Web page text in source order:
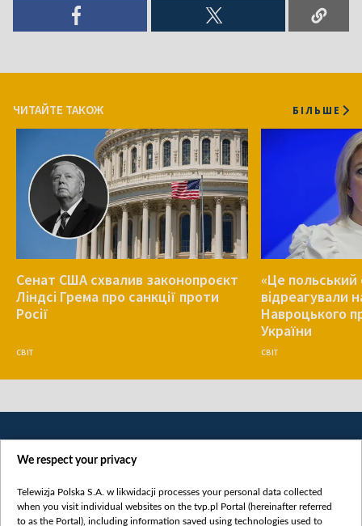
ЧИТАЙТЕ ТАКОЖ БІЛЬШЕ
Сенат США схвалив законопроєкт
Ліндсі Грема про санкції проти
Росії
СВІТ
«Це польський
відреагували
Навроцького
України
СВІТ
We respect your privacy
Telewizja Polska S.A. w likwidacji processes your personal data collected
when you visit individual websites on the tvp.pl Portal (hereinafter referred
to as the Portal), including information saved using technologies used to